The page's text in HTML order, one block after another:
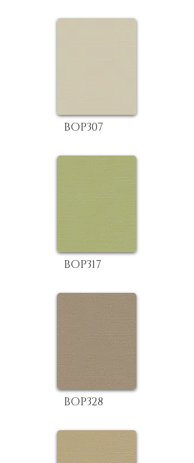
BOP307
BOP317
BOP328